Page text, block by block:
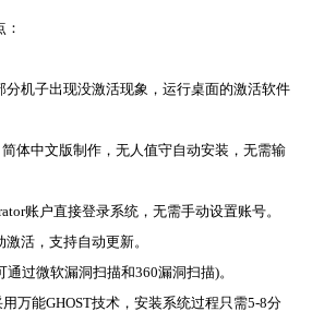
分机子出现没激活现象，运行桌面的激活软件
体中文版制作，无人值守自动安装，无需输
账户直接登录系统，无需手动设置账号。
活，支持自动更新。
过微软漏洞扫描和360漏洞扫描)。
万能GHOST技术，安装系统过程只需5-8分